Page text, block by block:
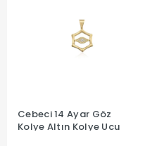
Cebeci 14 Ayar Göz
Kolye Altın Kolye Ucu